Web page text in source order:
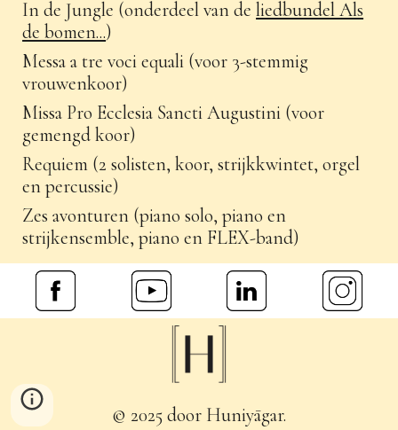
In de Jungle (onderdeel van deliedbundel Als
de bomen...)
Messa a tre voci equali (voor 3-stemmig
vrouwenkoor)
Missa Pro Ecclesia Sancti Augustini (voor
gemengd koor)
Requiem (2 solisten, koor, strijkkwintet, orgel
en percussie)
Zes avonturen (piano solo, piano en
strijkensemble, piano en FLEX-band)
© 2025door Huniyāgar.